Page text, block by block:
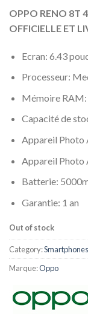
OPPO RENO 8T
OFFICIELLE ET
Ecran: 6.43
Processeur:
Mémoire
Capacité de
Appareil
Appareil Photo
Batterie:
Garantie: 1 an
Out of stock
Category:Smartphones
Marque:Oppo